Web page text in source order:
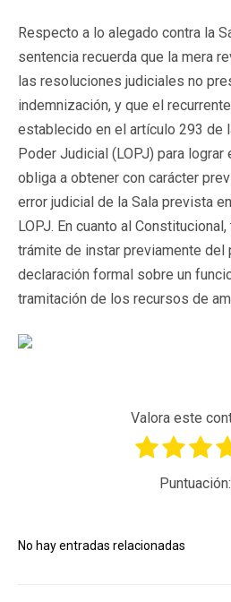
Respecto a lo alegado contra la
sentencia recuerda que la mera
las resoluciones judiciales no
indemnización, y que el
establecido en el artículo 293 de
Poder Judicial (LOPJ) para
obliga a obtener con carácter
error judicial de la Sala prevista
LOPJ. En cuanto al
trámite de instar previamente del
declaración formal sobre un
tramitación de los recursos de
Valora este
Puntuación:
No hay entradas relacionadas